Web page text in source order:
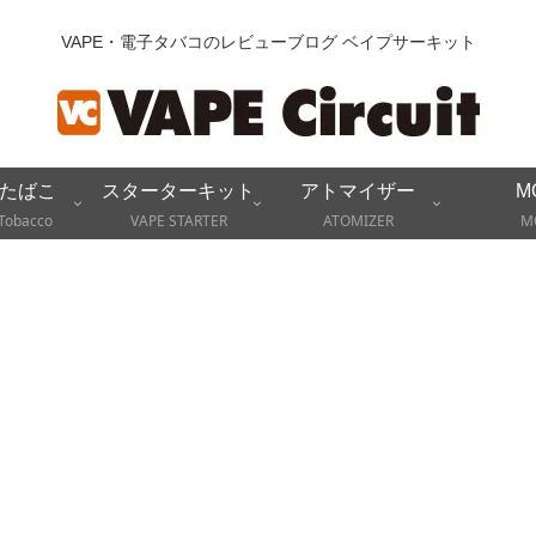
VAPE・電子タバコのレビューブログ ベイプサーキット
ばこ
スターターキット
VAPE STARTER
アトマイザー
ATOMIZER